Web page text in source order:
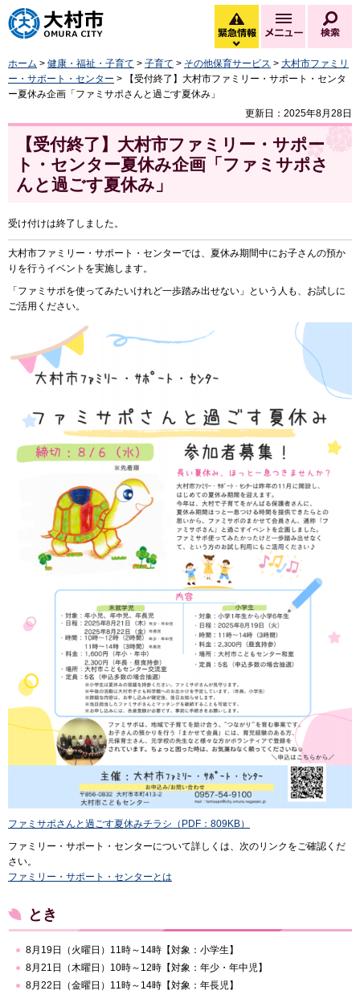
大村市
緊急情報
緊急情報を開く
メニュー
ホーム > 健康・福祉・子育て > 子育て > その他保育サービス > 大村市ファミリ
ー・サポート・センター > 【受付終了】大村市ファミリー・サポート・センタ
ー夏休み企画「ファミサポさんと過ごす夏休み」
更新日：2025年8月28日
【受付終了】大村市ファミリー・サポー
ト・センター夏休み企画「ファミサポさ
んと過ごす夏休み」
受け付けは終了しました。
大村市ファミリー・サポート・センターでは、夏休み期間中にお子さんの預か
りを行うイベントを実施します。
「ファミサポを使ってみたいけれど一歩踏み出せない」という人も、お試しに
ご活用ください。
ファミサポさんと過ごす夏休みチラシ（PDF：809KB）
ファミリー・サポート・センターについて詳しくは、次のリンクをご確認くだ
さい。
ファミリー・サポート・センターとは
とき
8月19日（火曜日）11時～14時【対象：小学生】
8月21日（木曜日）10時～12時【対象：年少・年中児】
8月22日（金曜日）11時～14時【対象：年長児】